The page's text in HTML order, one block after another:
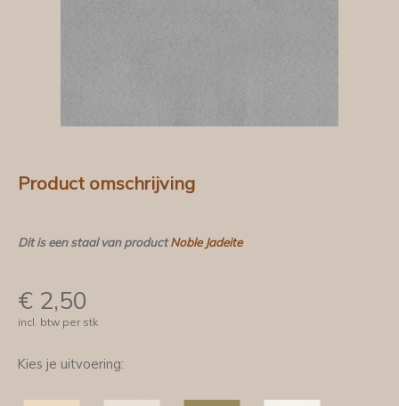
Product omschrijving
Dit is een staal van productNoble Jadeite
€ 2,50
incl. btw per stk
Kies je uitvoering: